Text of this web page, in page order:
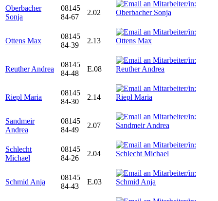
Oberbacher
Sonja
08145
84-67
2.02
Ottens Max
08145
84-39
2.13
Reuther Andrea
08145
84-48
E.08
Riepl Maria
08145
84-30
2.14
Sandmeir
Andrea
08145
84-49
2.07
Schlecht
Michael
08145
84-26
2.04
Schmid Anja
08145
84-43
E.03